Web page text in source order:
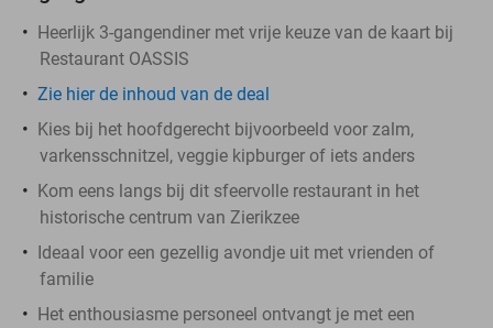
Heerlijk 3-gangendiner met vrije keuze van de kaart bij
Restaurant OASSIS
Zie hier de inhoud van de deal
Kies bij het hoofdgerecht bijvoorbeeld voor zalm,
varkensschnitzel, veggie kipburger of iets anders
Kom eens langs bij dit sfeervolle restaurant in het
historische centrum van Zierikzee
Ideaal voor een gezellig avondje uit met vrienden of
familie
Het enthousiasme personeel ontvangt je met een